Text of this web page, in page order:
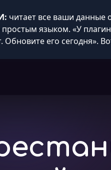
читает все ваши данные
простым языком. «У
Обновите его сегодня».